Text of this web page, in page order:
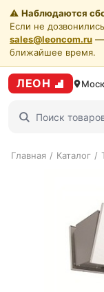
⚠️ Наблюдаются
Если не
sales@leoncom.ru —
ближайшее время.
ЛЕОН
Главная / Каталог /